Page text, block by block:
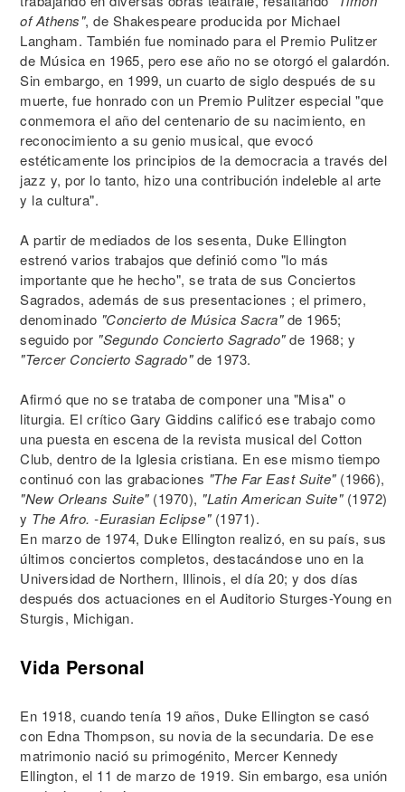
of Athens", de Shakespeare producida por Michael
Langham. También fue nominado para el Premio Pulitzer
de Música en 1965, pero ese año no se otorgó el galardón.
Sin embargo, en 1999, un cuarto de siglo después de su
muerte, fue honrado con un Premio Pulitzer especial "que
conmemora el año del centenario de su nacimiento, en
reconocimiento a su genio musical, que evocó
estéticamente los principios de la democracia a través del
jazz y, por lo tanto, hizo una contribución indeleble al arte
y la cultura".
A partir de mediados de los sesenta, Duke Ellington
estrenó varios trabajos que definió como "lo más
importante que he hecho", se trata de sus Conciertos
Sagrados, además de sus presentaciones ; el primero,
denominado "Concierto de Música Sacra"de 1965;
seguido por "Segundo Concierto Sagrado"de 1968; y
"Tercer Concierto Sagrado"de 1973.
Afirmó que no se trataba de componer una "Misa" o
liturgia. El crítico Gary Giddins calificó ese trabajo como
una puesta en escena de la revista musical del Cotton
Club, dentro de la Iglesia cristiana. En ese mismo tiempo
continuó con las grabaciones "The Far East Suite"(1966),
"New Orleans Suite"(1970), "Latin American Suite"(1972)
y The Afro. -Eurasian Eclipse"(1971).
En marzo de 1974, Duke Ellington realizó, en su país, sus
últimos conciertos completos, destacándose uno en la
Universidad de Northern, Illinois, el día 20; y dos días
después dos actuaciones en el Auditorio Sturges-Young en
Sturgis, Michigan.
Vida Personal
En 1918, cuando tenía 19 años, Duke Ellington se casó
con Edna Thompson, su novia de la secundaria. De ese
matrimonio nació su primogénito, Mercer Kennedy
Ellington, el 11 de marzo de 1919. Sin embargo, esa unión